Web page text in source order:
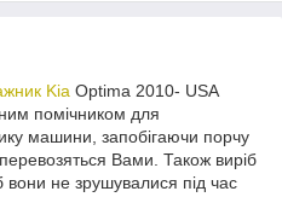
Kia Optima 2010- USA
помічником для
машини, запобігаючи порчу
Вами. Також виріб
вони не зрушувалися під час